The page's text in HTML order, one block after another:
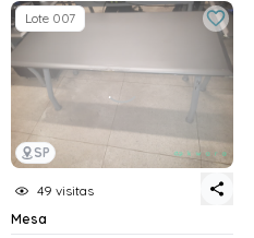
SP
Lote 007
49 visitas
Mesa